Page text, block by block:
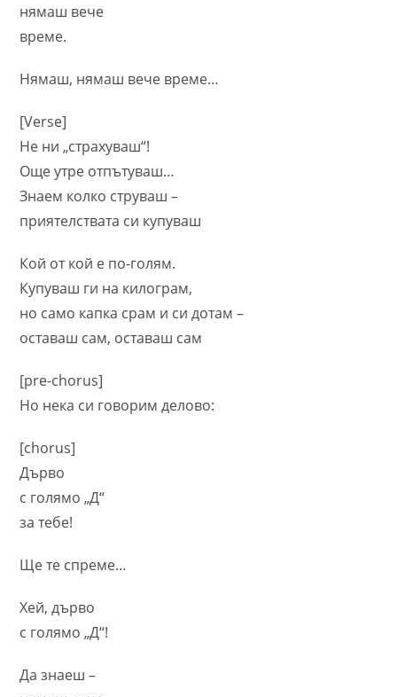
нямаш вече
време.
Нямаш, нямаш вече време…
[Verse]
Не ни „страхуваш“!
Още утре отпътуваш…
Знаем колко струваш –
приятелствата си купуваш
Кой от кой е по-голям.
Купуваш ги на килограм,
но само капка срам и си дотам –
оставаш сам, оставаш сам
[pre-chorus]
Но нека си говорим делово:
[chorus]
Дърво
с голямо „Д“
за тебе!
Ще те спреме…
Хей, дърво
с голямо „Д“!
Да знаеш –